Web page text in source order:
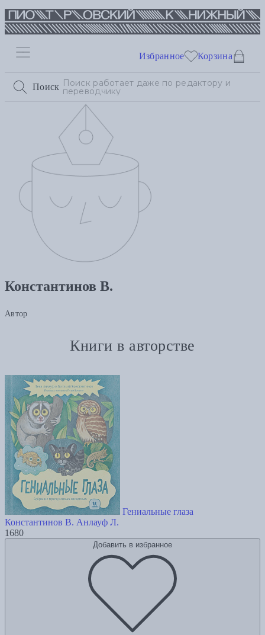
Поиск
Избранное Корзина
Константинов В.
Автор
Книги в авторстве
Гениальные глаза
Константинов В. Анлауф Л.
1680
Добавить в избранное